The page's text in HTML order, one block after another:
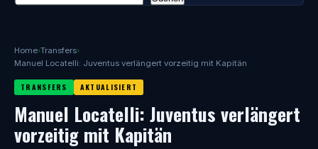
Home›Transfers›
Manuel Locatelli: Juventus verlängert vorzeitig mit Kapitän
TRANSFERS AKTUALISIERT
Manuel Locatelli: Juventus verlängert
vorzeitig mit Kapitän